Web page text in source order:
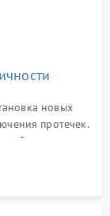
новых
протечек.
системы,